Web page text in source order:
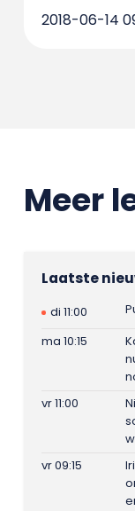
2018-06-14
Meer
Laatste
di 11:00
ma 10:15
vr 11:00
vr 09:15